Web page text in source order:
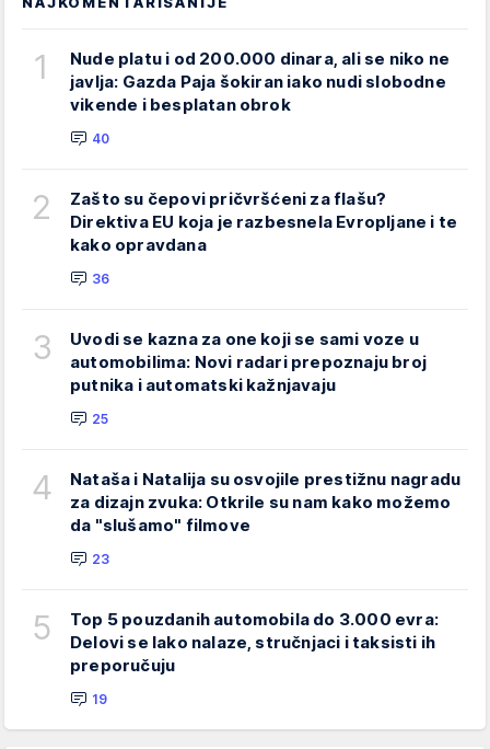
1
Nude platu i od 200.000 dinara, ali se niko ne
javlja: Gazda Paja šokiran iako nudi slobodne
vikende i besplatan obrok
40
2
Zašto su čepovi pričvršćeni za flašu?
Direktiva EU koja je razbesnela Evropljane i te
kako opravdana
36
3
Uvodi se kazna za one koji se sami voze u
automobilima: Novi radari prepoznaju broj
putnika i automatski kažnjavaju
25
4
Nataša i Natalija su osvojile prestižnu nagradu
za dizajn zvuka: Otkrile su nam kako možemo
da "slušamo" filmove
23
5
Top 5 pouzdanih automobila do 3.000 evra:
Delovi se lako nalaze, stručnjaci i taksisti ih
preporučuju
19